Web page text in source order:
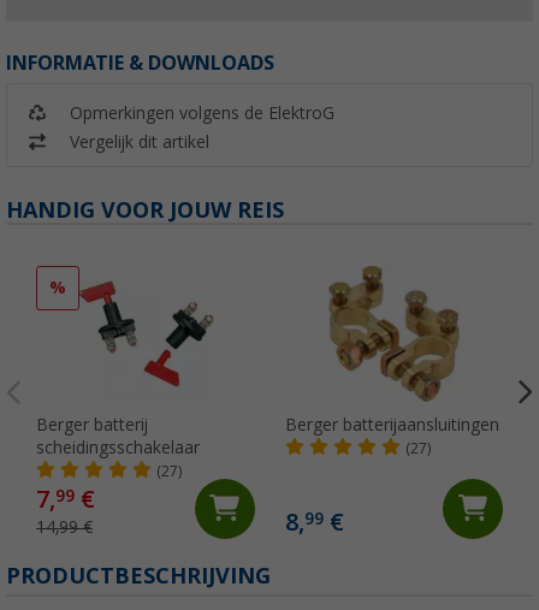
INFORMATIE & DOWNLOADS
Opmerkingen volgens de ElektroG
Vergelijk dit artikel
HANDIG VOOR JOUW REIS
%
Berger batterij
scheidingsschakelaar
(27)
7,99 €
14,99 €
Berger batterijaansluitingen
(27)
8,99€
PRODUCTBESCHRIJVING